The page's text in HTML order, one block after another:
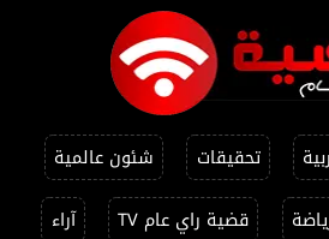
تحقيقات
شئون عالمية
قضية راي عام TV
آراء